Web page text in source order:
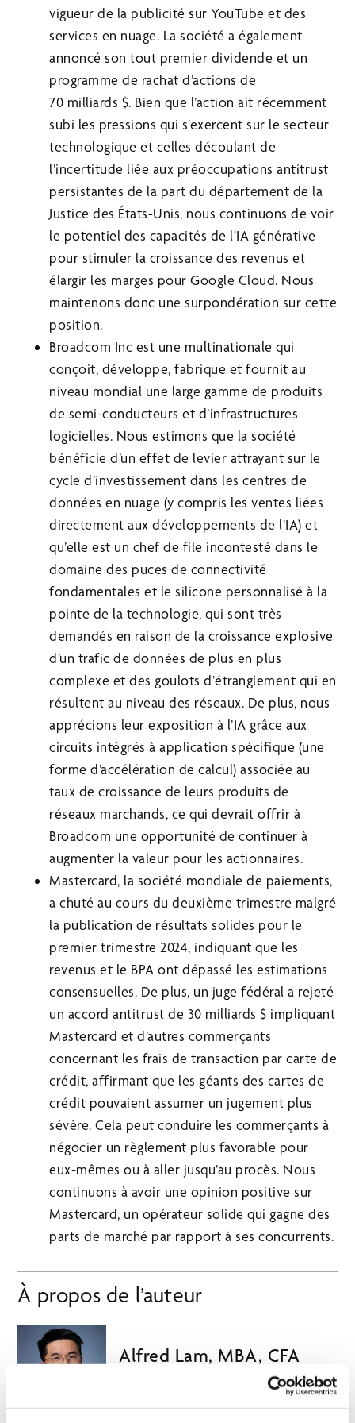
vigueur de la publicité sur YouTube et des
services en nuage. La société a également
annoncé son tout premier dividende et un
programme de rachat d’actions de
70 milliards $. Bien que l’action ait récemment
subi les pressions qui s’exercent sur le secteur
technologique et celles découlant de
l’incertitude liée aux préoccupations antitrust
persistantes de la part du département de la
Justice des États-Unis, nous continuons de voir
le potentiel des capacités de l’IA générative
pour stimuler la croissance des revenus et
élargir les marges pour Google Cloud. Nous
maintenons donc une surpondération sur cette
position.
Broadcom Inc est une multinationale qui
conçoit, développe, fabrique et fournit au
niveau mondial une large gamme de produits
de semi-conducteurs et d’infrastructures
logicielles. Nous estimons que la société
bénéficie d’un effet de levier attrayant sur le
cycle d’investissement dans les centres de
données en nuage (y compris les ventes liées
directement aux développements de l’IA) et
qu’elle est un chef de file incontesté dans le
domaine des puces de connectivité
fondamentales et le silicone personnalisé à la
pointe de la technologie, qui sont très
demandés en raison de la croissance explosive
d’un trafic de données de plus en plus
complexe et des goulots d’étranglement qui en
résultent au niveau des réseaux. De plus, nous
apprécions leur exposition à l’IA grâce aux
circuits intégrés à application spécifique (une
forme d’accélération de calcul) associée au
taux de croissance de leurs produits de
réseaux marchands, ce qui devrait offrir à
Broadcom une opportunité de continuer à
augmenter la valeur pour les actionnaires.
Mastercard, la société mondiale de paiements,
a chuté au cours du deuxième trimestre malgré
la publication de résultats solides pour le
premier trimestre 2024, indiquant que les
revenus et le BPA ont dépassé les estimations
consensuelles. De plus, un juge fédéral a rejeté
un accord antitrust de 30 milliards $ impliquant
Mastercard et d’autres commerçants
concernant les frais de transaction par carte de
crédit, affirmant que les géants des cartes de
crédit pouvaient assumer un jugement plus
sévère. Cela peut conduire les commerçants à
négocier un règlement plus favorable pour
eux-mêmes ou à aller jusqu’au procès. Nous
continuons à avoir une opinion positive sur
Mastercard, un opérateur solide qui gagne des
parts de marché par rapport à ses concurrents.
À propos de l’auteur
Alfred Lam, MBA, CFA
Vice-Président principal, co-chef